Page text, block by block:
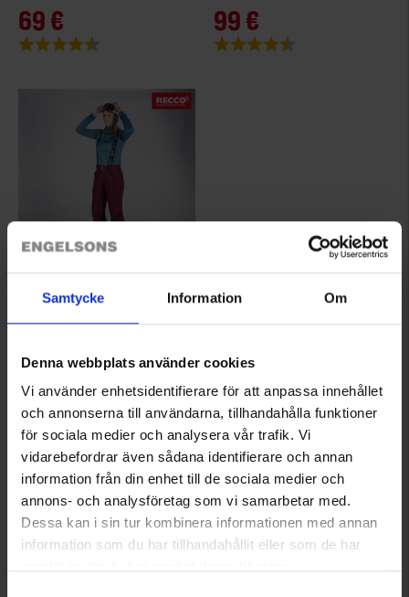
Samtycke Information Om
Denna webbplats använder cookies
Vi använder enhetsidentifierare för att anpassa innehållet
och annonserna till användarna, tillhandahålla funktioner
för sociala medier och analysera vår trafik. Vi
vidarebefordrar även sådana identifierare och annan
information från din enhet till de sociala medier och
annons- och analysföretag som vi samarbetar med.
Dessa kan i sin tur kombinera informationen med annan
information som du har tillhandahållit eller som de har
69 €
Arvio:
99 €
Arvio:
High Mountain
6128
99 €
Arvio: 4.4 5:sta tähdestä
Tuotteet 1–7 kaikkiaan 7:sta